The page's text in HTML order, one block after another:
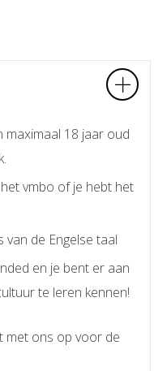
maximaal 18 jaar oud
vmbo of je hebt het
van de Engelse taal
en je bent er aan
te leren kennen!
met ons op voor de